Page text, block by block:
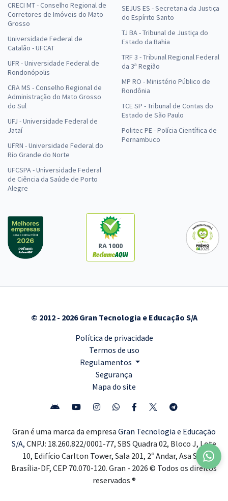
CRECI MT - Conselho Regional de
Corretores de Imóveis do Mato
Grosso
Universidade Federal de
Catalão - UFCAT
UFR - Universidade Federal de
Rondonópolis
CRA MS - Conselho Regional de
Administração do Mato Grosso
do Sul
UFJ - Universidade Federal de
Jataí
UFRN - Universidade Federal do
Rio Grande do Norte
UFCSPA - Universidade Federal
de Ciência da Saúde de Porto
Alegre
SEJUS ES - Secretaria da Justiça
do Espírito Santo
TJ BA - Tribunal de Justiça do
Estado da Bahia
TRF 3 - Tribunal Regional Federal
da 3ª Região
MP RO - Ministério Público de
Rondônia
TCE SP - Tribunal de Contas do
Estado de São Paulo
Politec PE - Polícia Científica de
Pernambuco
RA 1000
© 2012 - 2026 Gran Tecnologia e Educação S/A
Política de privacidade
Termos de uso
Regulamentos
Segurança
Mapa do site
Gran é uma marca da empresa Gran Tecnologia e Educação
S/A, CNPJ: 18.260.822/0001-77, SBS Quadra 02, Bloco J, Lote
10, Edifício Carlton Tower, Sala 201, 2º Andar, Asa Sul,
Brasília-DF, CEP 70.070-120. Gran - 2026 © Todos os direitos
reservados ®